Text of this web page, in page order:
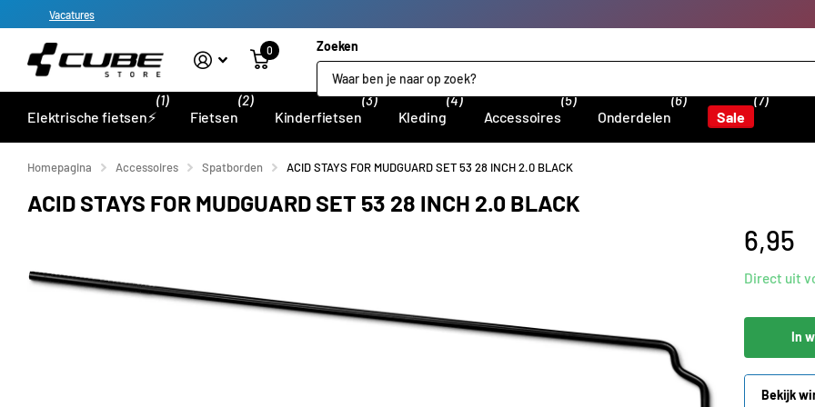
Vacatures
Zoeken
0
Elektrische fietsen⚡
(1)
Fietsen
(2)
Kinderfietsen
(3)
Kleding
(4)
Accessoires
(5)
Onderdelen
(6)
Sale
(7)
Homepagina Accessoires Spatborden ACID STAYS FOR MUDGUARD SET 53 28 INCH 2.0 BLACK
ACID STAYS FOR MUDGUARD SET 53 28 INCH 2.0 BLACK
6,95
Direct uit
In
Bekijk